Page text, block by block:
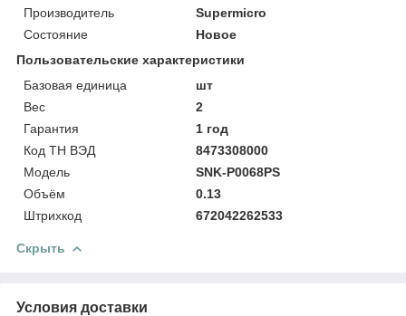
Производитель
Supermicro
Состояние
Новое
Пользовательские характеристики
Базовая единица
шт
Вес
2
Гарантия
1 год
Код ТН ВЭД
8473308000
Модель
SNK-P0068PS
Объём
0.13
Штрихкод
672042262533
Скрыть
Условия доставки